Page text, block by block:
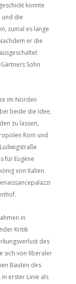
konnte
und die
zumal es lange
er die
Sohn
im Norden
beide die Idee,
zu lassen,
Rom und
für Eugène
von Italien.
in
Kritik
des
sich von liberaler
Bauten des
erster Linie als